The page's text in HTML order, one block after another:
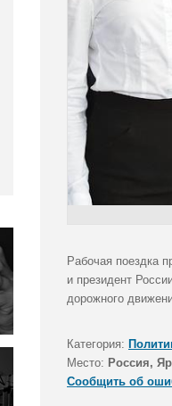
Рабочая поездка
и президент
дорожного
Категория:
Место: Россия,
Сообщить об